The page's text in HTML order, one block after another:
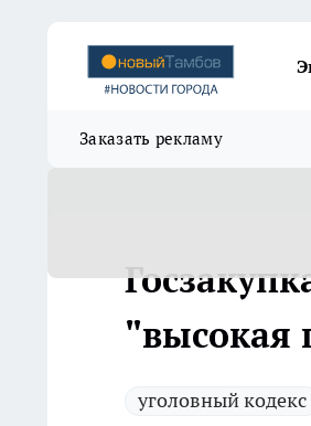
Заказать рекламу
"высокая
уголовный кодекс